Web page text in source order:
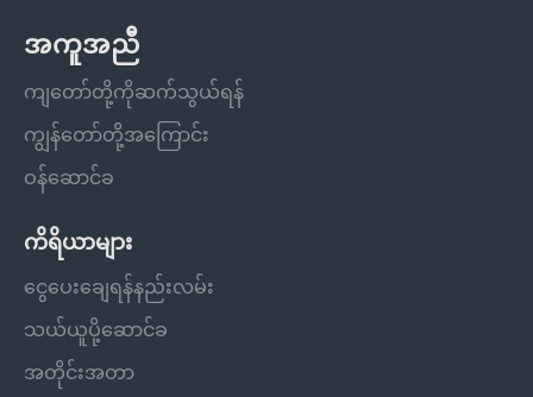
အကူအညီ
ကျတော်တို့ကိုဆက်သွယ်ရန်
ကျွန်တော်တို့အကြောင်း
ဝန်ဆောင်ခ
ကိရိယာများ
ငွေပေးချေရန်နည်းလမ်း
သယ်ယူပို့ဆောင်ခ
အတိုင်းအတာ